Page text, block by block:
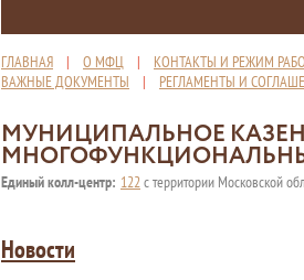
ГЛАВНАЯ | О МФЦ | КОНТАКТЫ И РЕЖИМ
ВАЖНЫЕ ДОКУМЕНТЫ | РЕГЛАМЕНТЫ И
МУНИЦИПАЛЬНОЕ
Единый колл-центр: 122с территории Московской
Новости